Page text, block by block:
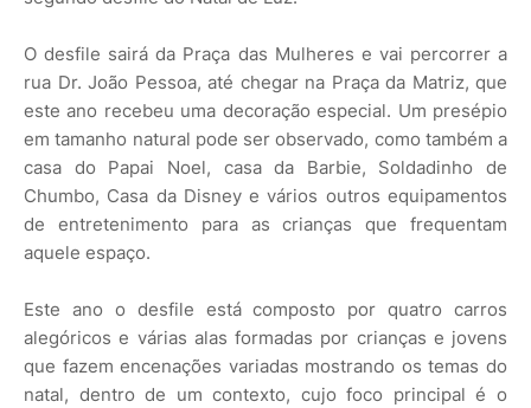
O desfile sairá da Praça das Mulheres e vai percorrer a
rua Dr. João Pessoa, até chegar na Praça da Matriz, que
este ano recebeu uma decoração especial. Um presépio
em tamanho natural pode ser observado, como também a
casa do Papai Noel, casa da Barbie, Soldadinho de
Chumbo, Casa da Disney e vários outros equipamentos
de entretenimento para as crianças que frequentam
aquele espaço.
Este ano o desfile está composto por quatro carros
alegóricos e várias alas formadas por crianças e jovens
que fazem encenações variadas mostrando os temas do
natal, dentro de um contexto, cujo foco principal é o